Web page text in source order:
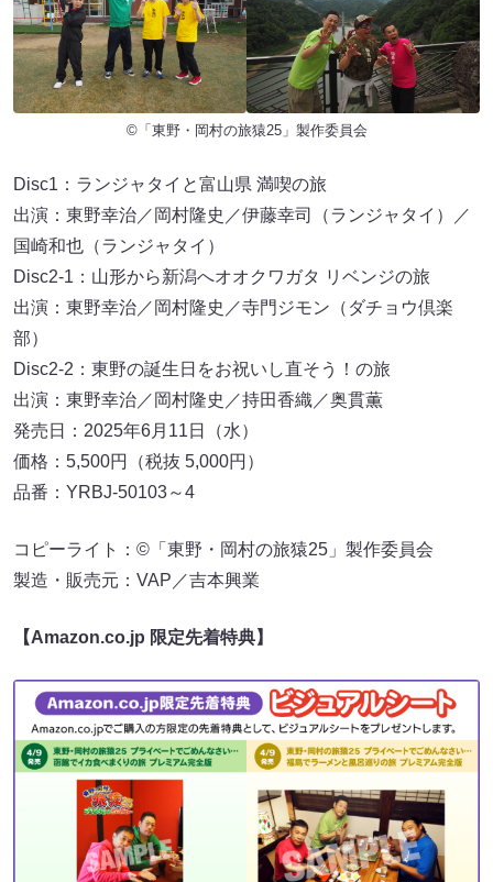
©「東野・岡村の旅猿25」製作委員会
Disc1：ランジャタイと富山県 満喫の旅
出演：東野幸治／岡村隆史／伊藤幸司（ランジャタイ）／
国崎和也（ランジャタイ）
Disc2-1：山形から新潟へオオクワガタ リベンジの旅
出演：東野幸治／岡村隆史／寺門ジモン（ダチョウ倶楽
部）
Disc2-2：東野の誕生日をお祝いし直そう！の旅
出演：東野幸治／岡村隆史／持田香織／奥貫薫
発売日：2025年6月11日（水）
価格：5,500円（税抜 5,000円）
品番：YRBJ-50103～4
コピーライト：©「東野・岡村の旅猿25」製作委員会
製造・販売元：VAP／吉本興業
【Amazon.co.jp 限定先着特典】